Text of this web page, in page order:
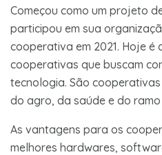
Começou como um projeto
participou em sua
cooperativa em 2021. Hoje é
cooperativas que buscam
tecnologia. São
do agro, da saúde e do
As vantagens para os
melhores hardwares,